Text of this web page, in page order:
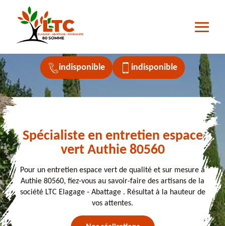
indisponible indisponible
Spécialiste en entretien espace
vert Authie 80560
Pour un entretien espace vert de qualité et sur mesure à
Authie 80560, fiez-vous au savoir-faire des artisans de la
société LTC Elagage - Abattage . Résultat à la hauteur de
vos attentes.